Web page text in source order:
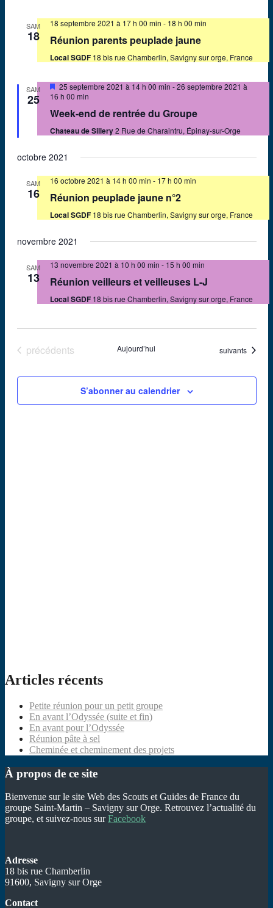
SAM
18
18 septembre 2021 à 17 h 00 min - 18 h 00 min
Réunion parents peuplade jaune
Local SGDF 18 bis rue Chamberlin, Savigny sur orge, France
SAM
25
Mis
en
25 septembre 2021 à 14 h 00 min -26 septembre 2021 à
16 h 00 min
Week-end de rentrée du Groupe
Chateau de Sillery2 Rue de Charaintru, Épinay-sur-Orge
octobre 2021
SAM
16
16 octobre 2021 à 14 h 00 min - 17 h 00 min
Réunion peuplade jaune n°2
Local SGDF 18 bis rue Chamberlin, Savigny sur orge, France
novembre 2021
SAM
13
13 novembre 2021 à 10 h 00 min - 15 h 00 min
Réunion veilleurs et veilleuses L-J
Local SGDF 18 bis rue Chamberlin, Savigny sur orge, France
Évènements
précédents Aujourd’hui Évènements
suivants
S’abonner au calendrier
Articles récents
Petite réunion pour un petit groupe
En avant l’Odyssée (suite et fin)
En avant pour l’Odyssée
Réunion pâte à sel
Cheminée et cheminement des projets
À propos de ce site
Bienvenue sur le site Web des Scouts et Guides de France du
groupe Saint-Martin – Savigny sur Orge. Retrouvez l’actualité du
groupe, et suivez-nous surFacebook
Adresse
18 bis rue Chamberlin
91600, Savigny sur Orge
Contact